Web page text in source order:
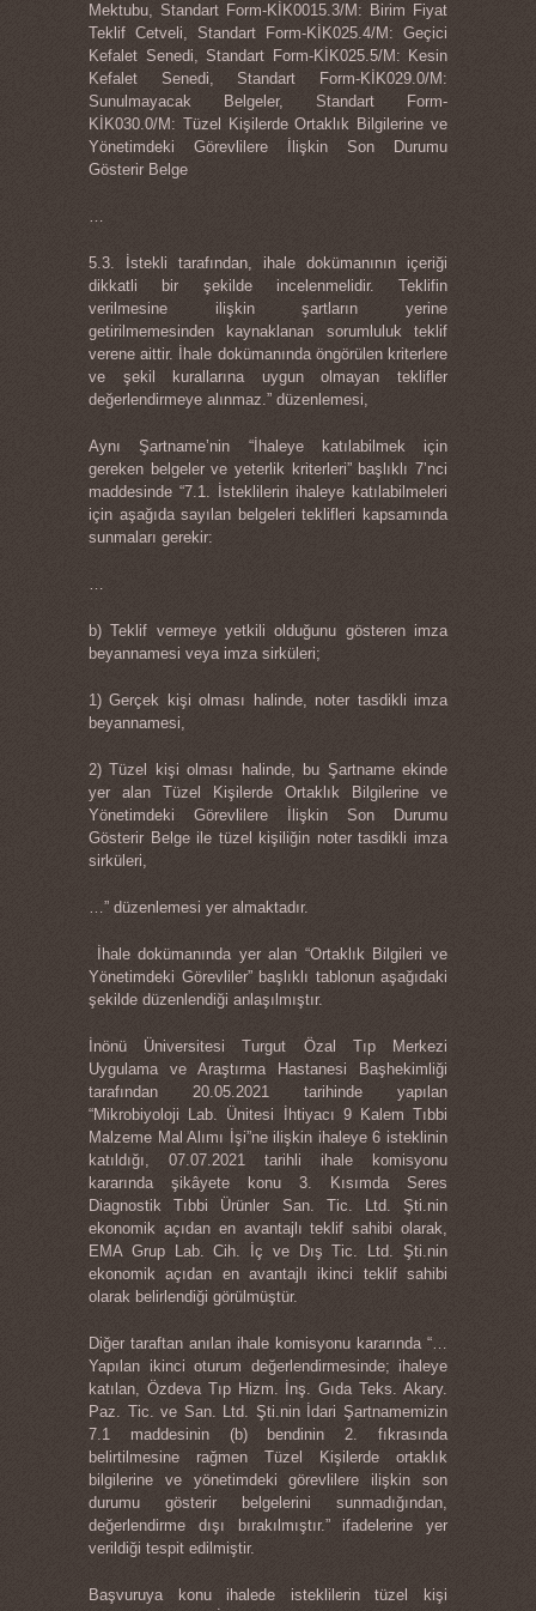
Mektubu, Standart Form-KİK0015.3/M: Birim Fiyat
Teklif Cetveli, Standart Form-KİK025.4/M: Geçici
Kefalet Senedi, Standart Form-KİK025.5/M: Kesin
Kefalet Senedi, Standart Form-KİK029.0/M:
Sunulmayacak Belgeler, Standart Form-
KİK030.0/M: Tüzel Kişilerde Ortaklık Bilgilerine ve
Yönetimdeki Görevlilere İlişkin Son Durumu
Gösterir Belge
…
5.3. İstekli tarafından, ihale dokümanının içeriği
dikkatli bir şekilde incelenmelidir. Teklifin
verilmesine ilişkin şartların yerine
getirilmemesinden kaynaklanan sorumluluk teklif
verene aittir. İhale dokümanında öngörülen kriterlere
ve şekil kurallarına uygun olmayan teklifler
değerlendirmeye alınmaz.” düzenlemesi,
Aynı Şartname’nin “İhaleye katılabilmek için
gereken belgeler ve yeterlik kriterleri” başlıklı 7’nci
maddesinde “7.1. İsteklilerin ihaleye katılabilmeleri
için aşağıda sayılan belgeleri teklifleri kapsamında
sunmaları gerekir:
…
b) Teklif vermeye yetkili olduğunu gösteren imza
beyannamesi veya imza sirküleri;
1) Gerçek kişi olması halinde, noter tasdikli imza
beyannamesi,
2) Tüzel kişi olması halinde, bu Şartname ekinde
yer alan Tüzel Kişilerde Ortaklık Bilgilerine ve
Yönetimdeki Görevlilere İlişkin Son Durumu
Gösterir Belge ile tüzel kişiliğin noter tasdikli imza
sirküleri,
…” düzenlemesi yer almaktadır.
İhale dokümanında yer alan “Ortaklık Bilgileri ve
Yönetimdeki Görevliler” başlıklı tablonun aşağıdaki
şekilde düzenlendiği anlaşılmıştır.
İnönü Üniversitesi Turgut Özal Tıp Merkezi
Uygulama ve Araştırma Hastanesi Başhekimliği
tarafından 20.05.2021 tarihinde yapılan
“Mikrobiyoloji Lab. Ünitesi İhtiyacı 9 Kalem Tıbbi
Malzeme Mal Alımı İşi”ne ilişkin ihaleye 6 isteklinin
katıldığı, 07.07.2021 tarihli ihale komisyonu
kararında şikâyete konu 3. Kısımda Seres
Diagnostik Tıbbi Ürünler San. Tic. Ltd. Şti.nin
ekonomik açıdan en avantajlı teklif sahibi olarak,
EMA Grup Lab. Cih. İç ve Dış Tic. Ltd. Şti.nin
ekonomik açıdan en avantajlı ikinci teklif sahibi
olarak belirlendiği görülmüştür.
Diğer taraftan anılan ihale komisyonu kararında “…
Yapılan ikinci oturum değerlendirmesinde; ihaleye
katılan, Özdeva Tıp Hizm. İnş. Gıda Teks. Akary.
Paz. Tic. ve San. Ltd. Şti.nin İdari Şartnamemizin
7.1 maddesinin (b) bendinin 2. fıkrasında
belirtilmesine rağmen Tüzel Kişilerde ortaklık
bilgilerine ve yönetimdeki görevlilere ilişkin son
durumu gösterir belgelerini sunmadığından,
değerlendirme dışı bırakılmıştır.” ifadelerine yer
verildiği tespit edilmiştir.
Başvuruya konu ihalede isteklilerin tüzel kişi